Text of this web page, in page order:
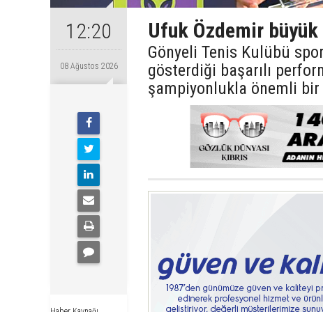
12:20
08 Ağustos 2026
Ufuk Özdemir
Gönyeli Tenis Kulübü
gösterdiği başarılı
şampiyonlukla önemli bir